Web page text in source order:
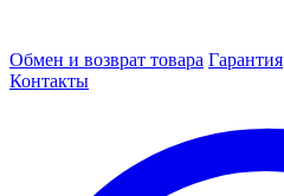
Обмен и возврат товара Гарантия
Контакты